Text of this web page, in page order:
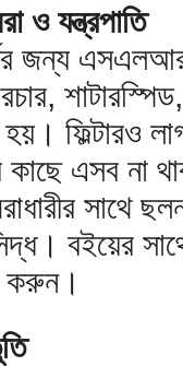
ও যন্ত্রপাতি
জন্য এসএলআর
ফিল্টারও
কাছে এসব না
সাথে
বইয়ের
করুন।